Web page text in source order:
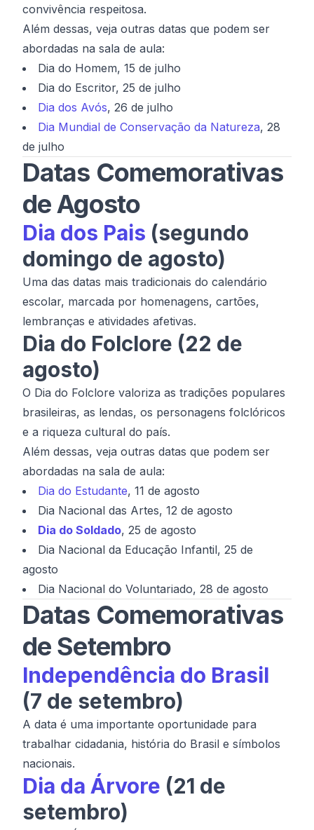
convivência respeitosa.
Além dessas, veja outras datas que podem ser
abordadas na sala de aula:
Dia do Homem, 15 de julho
Dia do Escritor, 25 de julho
Dia dos Avós, 26 de julho
Dia Mundial de Conservação da Natureza, 28
de julho
Datas Comemorativas
de Agosto
Dia dos Pais (segundo
domingo de agosto)
Uma das datas mais tradicionais do calendário
escolar, marcada por homenagens, cartões,
lembranças e atividades afetivas.
Dia do Folclore (22 de
agosto)
O Dia do Folclore valoriza as tradições populares
brasileiras, as lendas, os personagens folclóricos
e a riqueza cultural do país.
Além dessas, veja outras datas que podem ser
abordadas na sala de aula:
Dia do Estudante, 11 de agosto
Dia Nacional das Artes, 12 de agosto
Dia do Soldado, 25 de agosto
Dia Nacional da Educação Infantil, 25 de
agosto
Dia Nacional do Voluntariado, 28 de agosto
Datas Comemorativas
de Setembro
Independência do Brasil
(7 de setembro)
A data é uma importante oportunidade para
trabalhar cidadania, história do Brasil e símbolos
nacionais.
Dia da Árvore (21 de
setembro)